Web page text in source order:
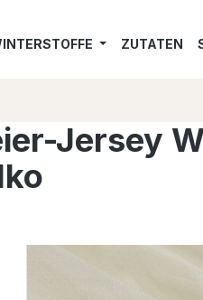
ZUTATEN
Jersey